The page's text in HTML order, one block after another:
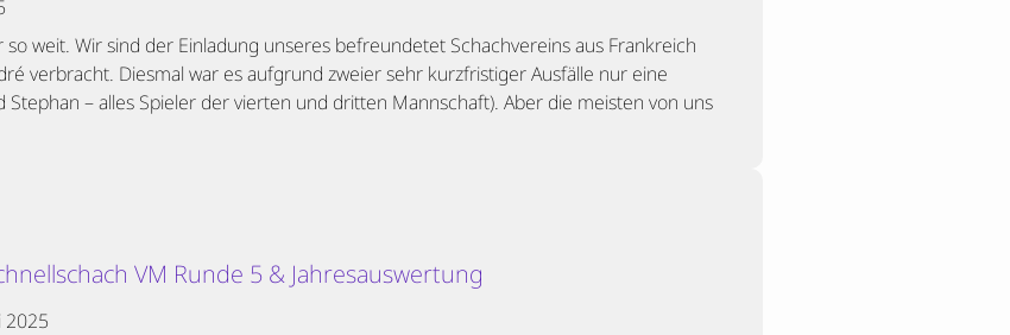
weit. Wir sind der Einladung unseres befreundetet Schachvereins aus Frankreich
verbracht. Diesmal war es aufgrund zweier sehr kurzfristiger Ausfälle nur eine
Stephan – alles Spieler der vierten und dritten Mannschaft). Aber die meisten von uns
VM Runde 5 & Jahresauswertung
2025